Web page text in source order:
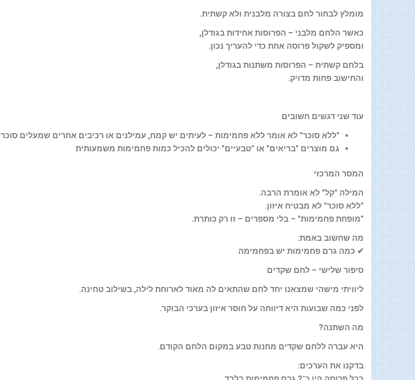
מומלץ לבחור לחם בצורה מלבנית ולא קשתית.
כאשר הלחם מלבני – הפרוסות אחידות בגודלן,
ומספיק לשקול פרוסה אחת כדי להעריך נכון.
בלחם קשתית – הפרוסות משתנות בגודלן,
והחישוב פחות מדויק.
עוד שני דגשים חשובים
"ללא סוכר" לא אומר ללא פחמימות – לעיתים יש קמח, עמילנים או רכיבים אחרים שמעלים סוכר
גם מוצרים "בריאים" או "טבעיים" יכולים להכיל כמות פחמימות משמעותית
המסר המרכזי
המילה "קל" לא אומרת הרבה.
"ללא סוכר" לא מבטיח איזון.
"מופחת פחמימות" – בלי מספרים – זו רק כותרת.
מה שחשוב באמת:
✔ כמה גרם פחמימות יש בפחמימה
סיפור שלישי – לחם שקדים
ליוויתי מישהי שמצאנו יחד לחם שהתאים לה מאוד לארוחת לילה, בשילוב טחינה.
לפני כמה שבועות היא דיווחה על חוסר איזון בערכי הבוקר.
מה השתנה?
היא עברה ללחם שקדים מחנות טבע במקום הלחם הקודם.
בדקנו את הערכים: